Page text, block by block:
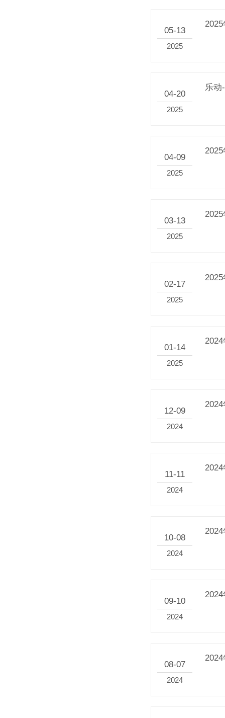
05-13
2025
04-20
2025
乐动
04-09
2025
03-13
2025
02-17
2025
01-14
2025
12-09
2024
11-11
2024
10-08
2024
09-10
2024
08-07
2024